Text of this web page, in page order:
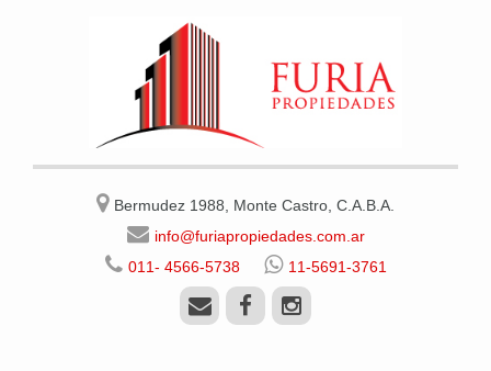
Bermudez 1988, Monte Castro, C.A.B.A.
info@furiapropiedades.com.ar
011- 4566-5738
11-5691-3761